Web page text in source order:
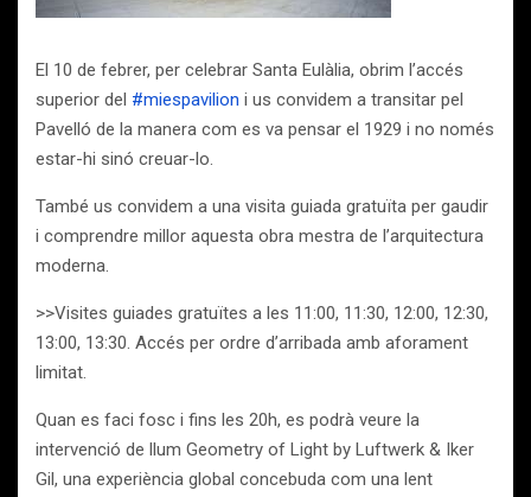
El 10 de febrer, per celebrar Santa Eulàlia, obrim l’accés
superior del #miespavilion i us convidem a transitar pel
Pavelló de la manera com es va pensar el 1929 i no només
estar-hi sinó creuar-lo.
També us convidem a una visita guiada gratuïta per gaudir
i comprendre millor aquesta obra mestra de l’arquitectura
moderna.
>>Visites guiades gratuïtes a les 11:00, 11:30, 12:00, 12:30,
13:00, 13:30. Accés per ordre d’arribada amb aforament
limitat.
Quan es faci fosc i fins les 20h, es podrà veure la
intervenció de llum Geometry of Light by Luftwerk & Iker
Gil, una experiència global concebuda com una lent